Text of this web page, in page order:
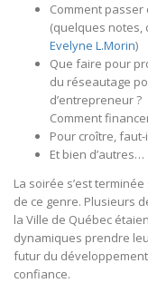
Comment passer
(quelques notes,
Evelyne L.Morin)
Que faire pour
du réseautage
d’entrepreneur ?
Comment
Pour croître,
Et bien d’autres…
La soirée s’est
de ce genre. Plusieurs
la Ville de Québec
dynamiques prendre
futur du
confiance.